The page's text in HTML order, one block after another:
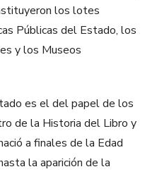
los lotes
Públicas del Estado, los
y los Museos
es el del papel de los
de la Historia del Libro y
a finales de la Edad
la aparición de la